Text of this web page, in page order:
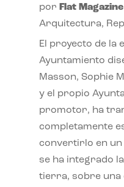
por Flat Magazine
Arquitectura,
El proyecto de la
Ayuntamiento
Masson, Sophie
y el propio
promotor, ha
completamente
convertirlo en un
se ha integrado
tierra, sobre